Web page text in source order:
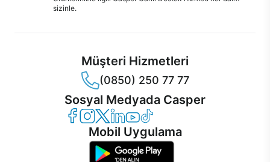
sizinle.
Müşteri Hizmetleri
(0850) 250 77 77
Sosyal Medyada Casper
Casper Facebook
Casper Instagram
Casper Twitter
Casper LinkedIn
Casper YouTube
Casper TikTok
Mobil Uygulama